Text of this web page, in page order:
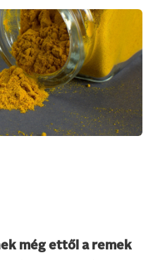
még ettől a remek